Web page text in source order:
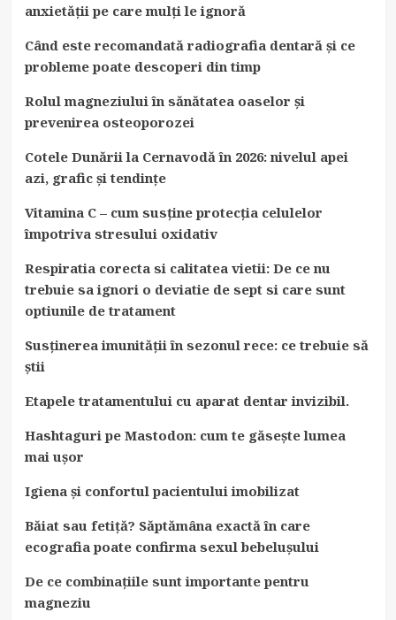
anxietății pe care mulți le ignoră
Când este recomandată radiografia dentară și ce
probleme poate descoperi din timp
Rolul magneziului în sănătatea oaselor și
prevenirea osteoporozei
Cotele Dunării la Cernavodă în 2026: nivelul apei
azi, grafic și tendințe
Vitamina C – cum susține protecția celulelor
împotriva stresului oxidativ
Respiratia corecta si calitatea vietii: De ce nu
trebuie sa ignori o deviatie de sept si care sunt
optiunile de tratament
Susținerea imunității în sezonul rece: ce trebuie să
știi
Etapele tratamentului cu aparat dentar invizibil.
Hashtaguri pe Mastodon: cum te găsește lumea
mai ușor
Igiena și confortul pacientului imobilizat
Băiat sau fetiță? Săptămâna exactă în care
ecografia poate confirma sexul bebelușului
De ce combinațiile sunt importante pentru
magneziu